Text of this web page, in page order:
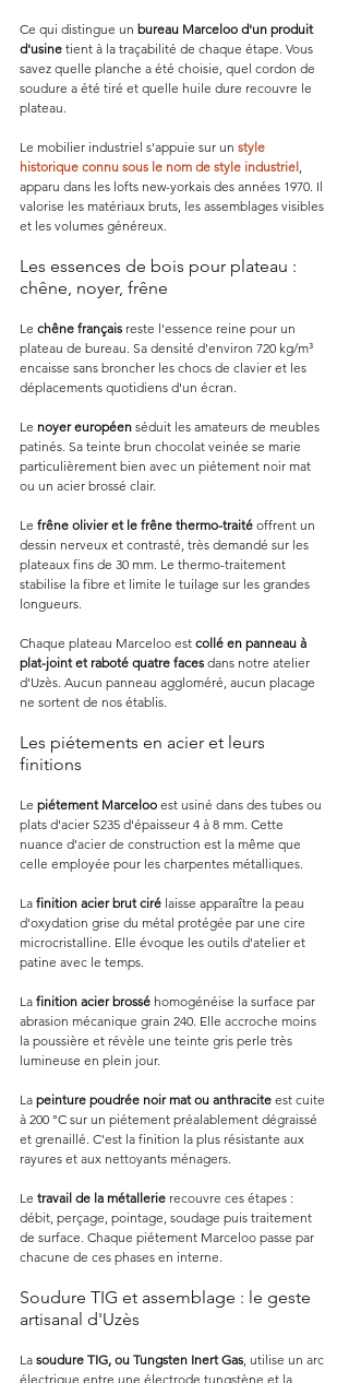
Ce qui distingue un bureau Marceloo d'un produit
d'usine tient à la traçabilité de chaque étape. Vous
savez quelle planche a été choisie, quel cordon de
soudure a été tiré et quelle huile dure recouvre le
plateau.
Le mobilier industriel s'appuie sur un style
historique connu sous le nom de style industriel,
apparu dans les lofts new-yorkais des années 1970. Il
valorise les matériaux bruts, les assemblages visibles
et les volumes généreux.
Les essences de bois pour plateau :
chêne, noyer, frêne
Le chêne français reste l'essence reine pour un
plateau de bureau. Sa densité d'environ 720 kg/m³
encaisse sans broncher les chocs de clavier et les
déplacements quotidiens d'un écran.
Le noyer européen séduit les amateurs de meubles
patinés. Sa teinte brun chocolat veinée se marie
particulièrement bien avec un piétement noir mat
ou un acier brossé clair.
Le frêne olivier et le frêne thermo-traité offrent un
dessin nerveux et contrasté, très demandé sur les
plateaux fins de 30 mm. Le thermo-traitement
stabilise la fibre et limite le tuilage sur les grandes
longueurs.
Chaque plateau Marceloo est collé en panneau à
plat-joint et raboté quatre faces dans notre atelier
d'Uzès. Aucun panneau aggloméré, aucun placage
ne sortent de nos établis.
Les piétements en acier et leurs
finitions
Le piétement Marceloo est usiné dans des tubes ou
plats d'acier S235 d'épaisseur 4 à 8 mm. Cette
nuance d'acier de construction est la même que
celle employée pour les charpentes métalliques.
La finition acier brut ciré laisse apparaître la peau
d'oxydation grise du métal protégée par une cire
microcristalline. Elle évoque les outils d'atelier et
patine avec le temps.
La finition acier brossé homogénéise la surface par
abrasion mécanique grain 240. Elle accroche moins
la poussière et révèle une teinte gris perle très
lumineuse en plein jour.
La peinture poudrée noir mat ou anthracite est cuite
à 200 °C sur un piétement préalablement dégraissé
et grenaillé. C'est la finition la plus résistante aux
rayures et aux nettoyants ménagers.
Le travail de la métallerie recouvre ces étapes :
débit, perçage, pointage, soudage puis traitement
de surface. Chaque piétement Marceloo passe par
chacune de ces phases en interne.
Soudure TIG et assemblage : le geste
artisanal d'Uzès
La soudure TIG, ou Tungsten Inert Gas, utilise un arc
électrique entre une électrode tungstène et la